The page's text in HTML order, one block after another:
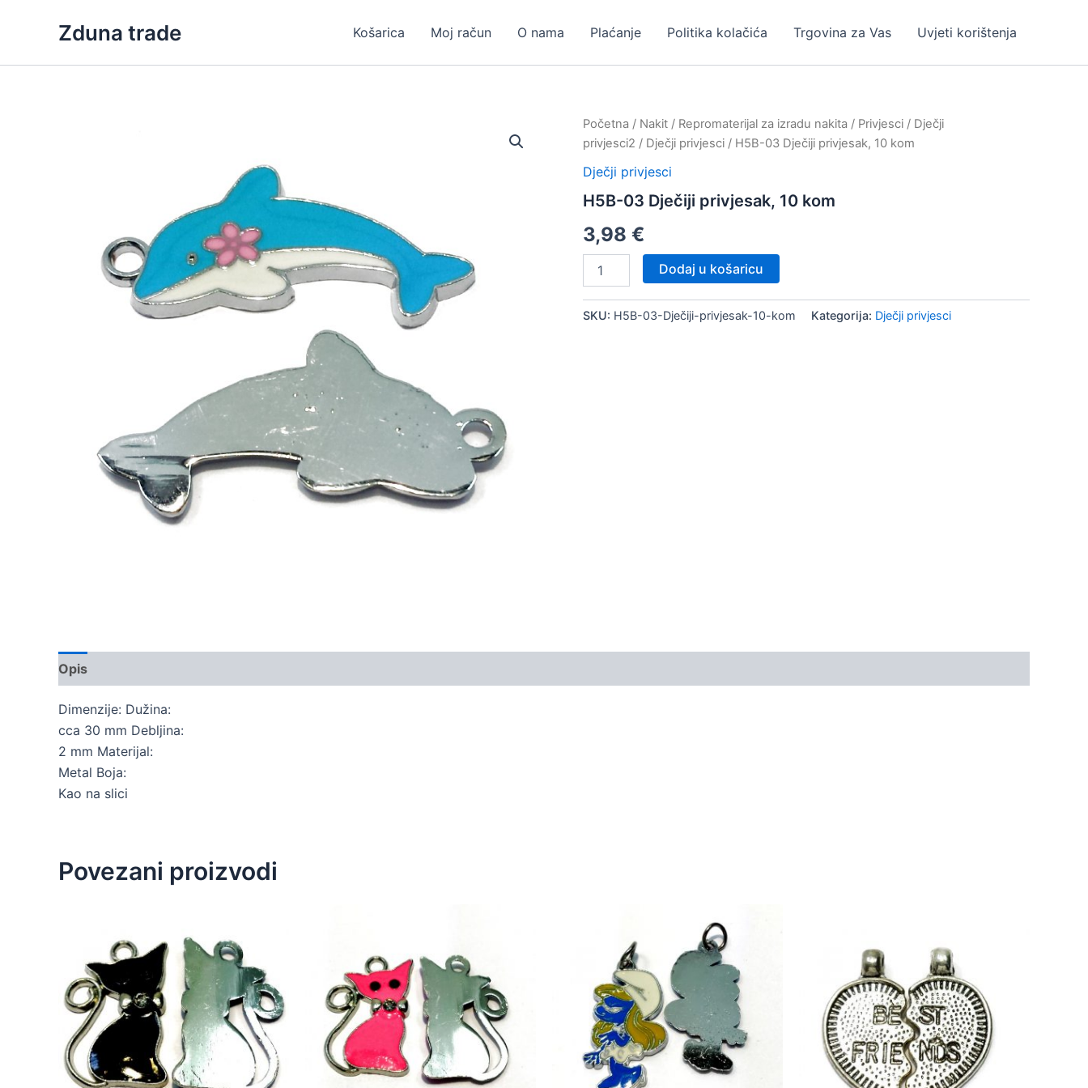
Zduna trade Košarica Moj račun O nama Plaćanje Politika kolačića Trgovina za Vas Uvjeti korištenja
Početna / Nakit / Repromaterijal za izradu nakita / Privjesci / Dječji
privjesci2 / Dječji privjesci / H5B-03 Dječiji privjesak, 10 kom
Dječji privjesci
H5B-03 Dječiji privjesak, 10 kom
3,98 €
privjesak,
Dodaj u košaricu
SKU: H5B-03-Dječiji-privjesak-10-kom Kategorija: Dječji privjesci
Opis
Dimenzije: Dužina:
cca 30 mm Debljina:
2 mm Materijal:
Metal Boja:
Kao na slici
Povezani proizvodi